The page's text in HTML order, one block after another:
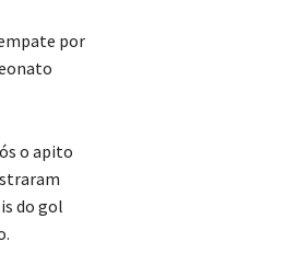
por
o apito
do gol